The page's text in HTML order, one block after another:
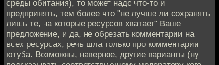
среды обитания), то может надо что-то и
предпринять, тем более что "не лучше ли сохранять
лишь те, на которые ресурсов хватает" Ваше
предложение, и да, не обрезать комментарии на
всех ресурсах, речь шла только про комментарии
ютуба. Возможны, наверное, другие варианты (ну